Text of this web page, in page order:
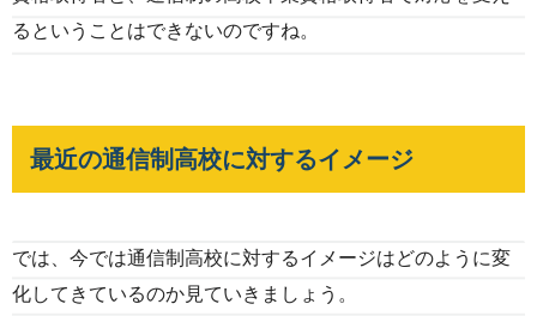
るということはできないのですね。
最近の通信制高校に対するイメージ
では、今では通信制高校に対するイメージはどのように変
化してきているのか見ていきましょう。